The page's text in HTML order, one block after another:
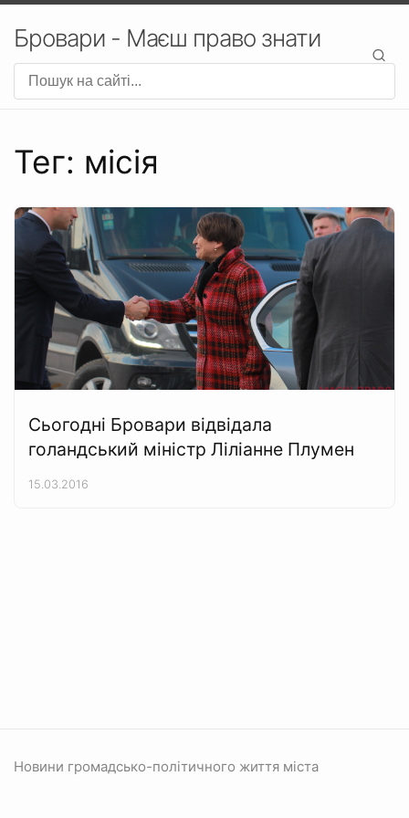
Бровари - Маєш право знати
Тег: місія
Сьогодні Бровари відвідала
голандський міністр Ліліанне Плумен
15.03.2016
Новини громадсько-політичного життя міста